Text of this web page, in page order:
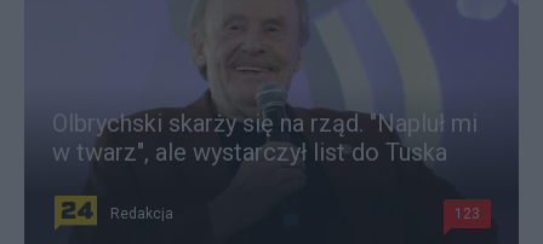
Olbrychski skarży się na rząd. "Napluł mi
w twarz", ale wystarczył list do Tuska
Redakcja 123